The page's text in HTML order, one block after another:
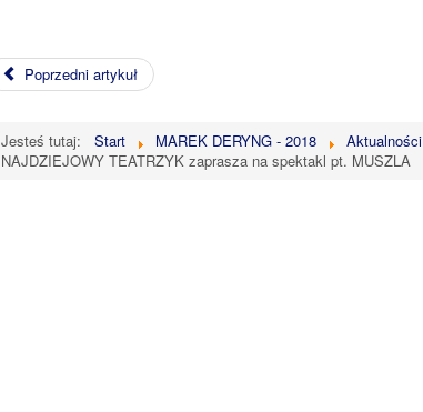
Poprzedni artykuł
Jesteś tutaj: Start MAREK DERYNG - 2018
Aktualności
NAJDZIEJOWY TEATRZYK zaprasza na spektakl pt. MUSZLA